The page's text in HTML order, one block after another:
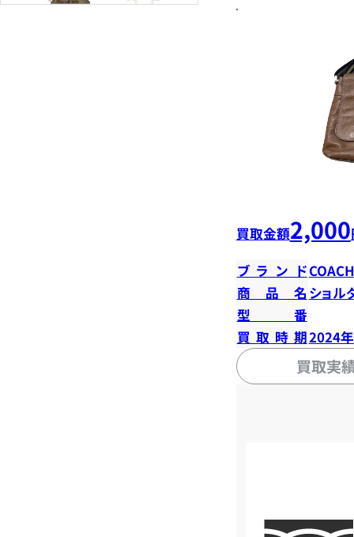
買取金額2,000
ブランドCOACH
商品名 ショル
型番
買取時期2024
買取実